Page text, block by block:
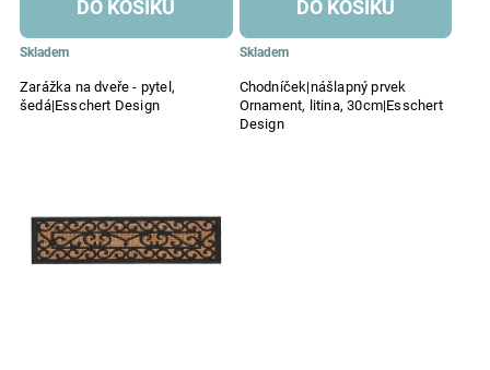
Zarážka na dveře - pytel,
šedá|Esschert Design
Skladem
DO KOŠÍKU
Chodníček|nášlapný prvek
Ornament, litina, 30cm|Esschert
Design
Skladem
DO KOŠÍKU